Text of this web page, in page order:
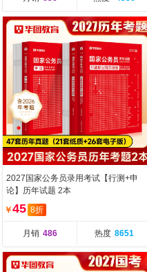
2027国家公务员录用考试【行测+申
论】历年试题 2本
￥45 8折
月销 486 热度 8651